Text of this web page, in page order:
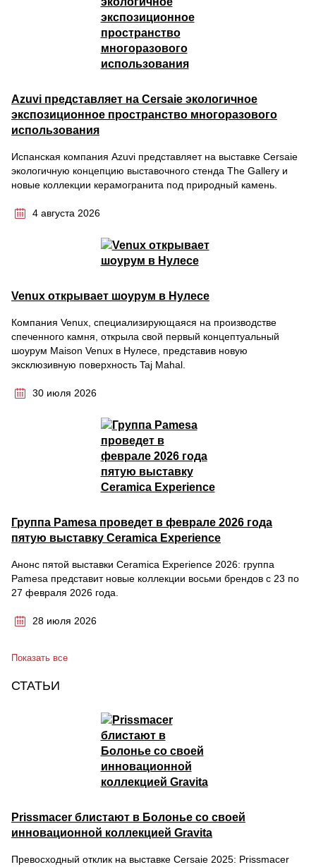
Azuvi представляет на Cersaie экологичное
экспозиционное пространство многоразового
использования
Испанская компания Azuvi представляет на выставке Cersaie
экологичную концепцию выставочного стенда The Gallery и
новые коллекции керамогранита под природный камень.
4 августа 2026
Venux открывает шоурум в Нулесе
Компания Venux, специализирующаяся на производстве
спеченного камня, открыла свой первый концептуальный
шоурум Maison Venux в Нулесе, представив новую
эксклюзивную поверхность Taj Mahal.
30 июля 2026
Группа Pamesa проведет в феврале 2026 года
пятую выставку Ceramica Experience
Анонс пятой выставки Ceramica Experience 2026: группа
Pamesa представит новые коллекции восьми брендов с 23 по
27 февраля 2026 года.
28 июля 2026
Показать все
СТАТЬИ
Prissmacer блистают в Болонье со своей
инновационной коллекцией Gravita
Превосходный отклик на выставке Cersaie 2025: Prissmacer